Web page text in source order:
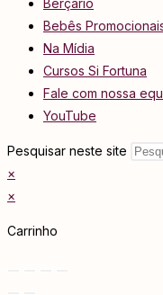
Berçario
Bebês
Na Mídia
Cursos Si Fortuna
Fale com nossa
YouTube
Pesquisar neste site
×
×
Carrinho